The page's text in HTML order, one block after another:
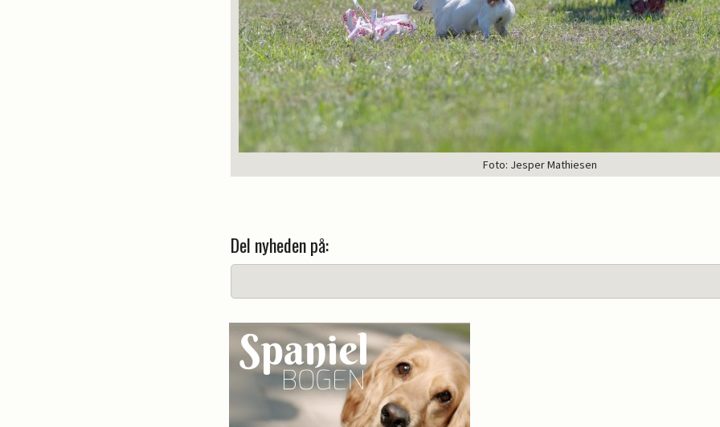
Foto: Jesper Mathiesen
Del nyheden på: